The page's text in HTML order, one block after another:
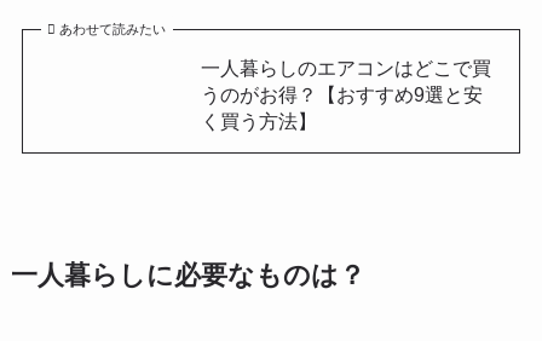
あわせて読みたい
一人暮らしのエアコンはどこで買
うのがお得？【おすすめ9選と安
く買う方法】
一人暮らしに必要なものは？